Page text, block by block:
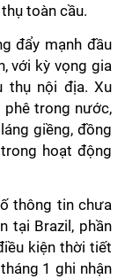
toàn cầu.
đẩy mạnh đầu
với kỳ vọng gia
thụ nội địa. Xu
phê trong nước,
giềng, đồng
hoạt động
thông tin chưa
tại Brazil, phần
kiện thời tiết
1 ghi nhận